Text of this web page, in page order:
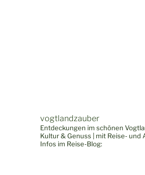
vogtlandzauber
Entdeckungen im schönen
Kultur & Genuss | mit Reise- und
Infos im Reise-Blog: